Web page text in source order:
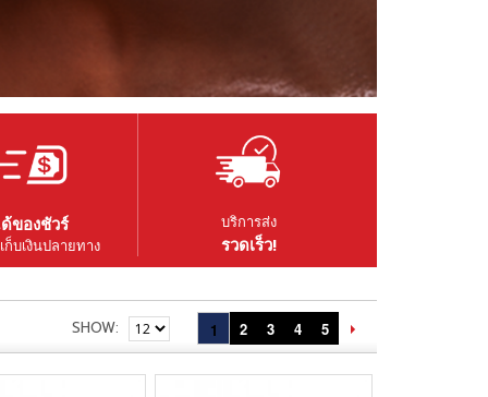
ของชัวร์
ก็บเงินปลายทาง
บริการส่ง
รวดเร็ว!
SHOW 1 2 3 4 5